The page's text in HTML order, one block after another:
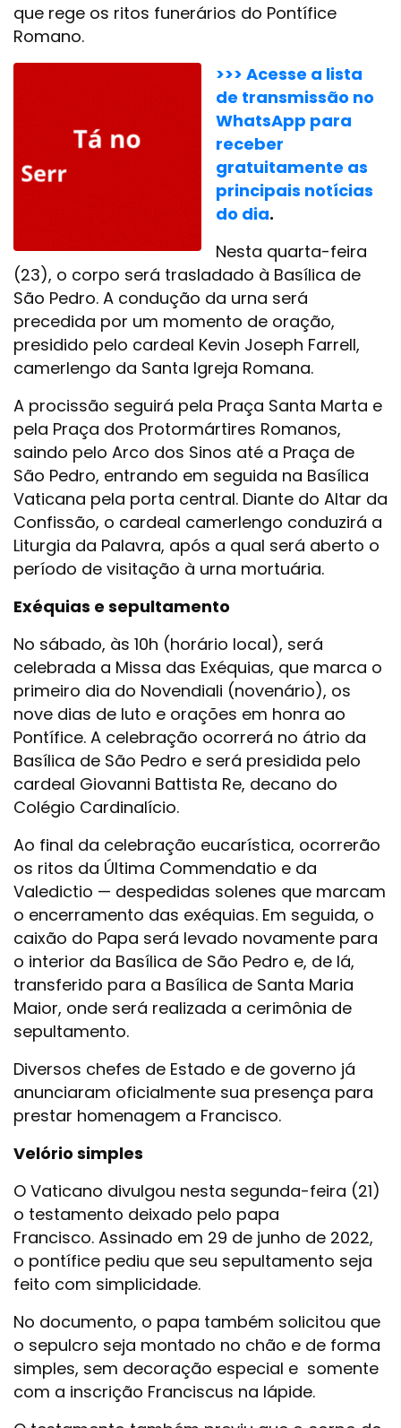
que rege os ritos funerários do Pontífice
Romano.
>>> Acesse a lista
de transmissão no
WhatsApp para
receber
gratuitamente as
principais notícias
do dia.
Nesta quarta-feira
(23), o corpo será trasladado à Basílica de
São Pedro. A condução da urna será
precedida por um momento de oração,
presidido pelo cardeal Kevin Joseph Farrell,
camerlengo da Santa Igreja Romana.
A procissão seguirá pela Praça Santa Marta e
pela Praça dos Protormártires Romanos,
saindo pelo Arco dos Sinos até a Praça de
São Pedro, entrando em seguida na Basílica
Vaticana pela porta central. Diante do Altar da
Confissão, o cardeal camerlengo conduzirá a
Liturgia da Palavra, após a qual será aberto o
período de visitação à urna mortuária.
Exéquias e sepultamento
No sábado, às 10h (horário local), será
celebrada a Missa das Exéquias, que marca o
primeiro dia do Novendiali (novenário), os
nove dias de luto e orações em honra ao
Pontífice. A celebração ocorrerá no átrio da
Basílica de São Pedro e será presidida pelo
cardeal Giovanni Battista Re, decano do
Colégio Cardinalício.
Ao final da celebração eucarística, ocorrerão
os ritos da Última Commendatio e da
Valedictio — despedidas solenes que marcam
o encerramento das exéquias. Em seguida, o
caixão do Papa será levado novamente para
o interior da Basílica de São Pedro e, de lá,
transferido para a Basílica de Santa Maria
Maior, onde será realizada a cerimônia de
sepultamento.
Diversos chefes de Estado e de governo já
anunciaram oficialmente sua presença para
prestar homenagem a Francisco.
Velório simples
O Vaticano divulgou nesta segunda-feira (21)
o testamento deixado pelo papa
Francisco. Assinado em 29 de junho de 2022,
o pontífice pediu que seu sepultamento seja
feito com simplicidade.
No documento, o papa também solicitou que
o sepulcro seja montado no chão e de forma
simples, sem decoração especial e somente
com a inscrição Franciscus na lápide.